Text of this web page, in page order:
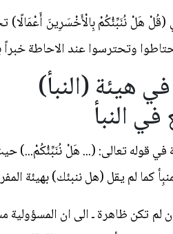
(قُلْ هَلْ نُنَبِّئُكُمْ بِالْأَخْسَرِينَ
وتحترسوا عند الاحاطة خبراً
النبأ
في قوله تعالى: (... هَلْ نُنَبِّئُكُمْ...)
كما لم يقل (هل ننبئك) بهيئة
ان لم تكن ظاهرة ـ الى ان